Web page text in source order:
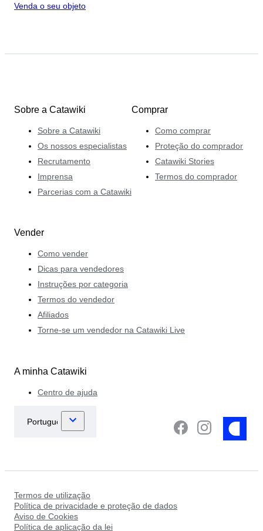
Venda o seu objeto
Sobre a Catawiki
Sobre a Catawiki
Os nossos especialistas
Recrutamento
Imprensa
Parcerias com a Catawiki
Comprar
Como comprar
Proteção do comprador
Catawiki Stories
Termos do comprador
Vender
Como vender
Dicas para vendedores
Instruções por categoria
Termos do vendedor
Afiliados
Torne-se um vendedor na Catawiki Live
A minha Catawiki
Centro de ajuda
Termos de utilização
Política de privacidade e proteção de dados
Aviso de Cookies
Política de aplicação da lei